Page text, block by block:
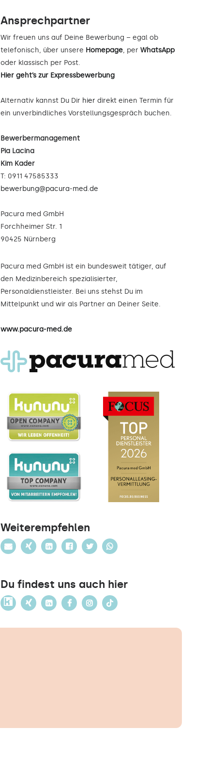
Ansprechpartner
Wir freuen uns auf Deine Bewerbung – egal ob
telefonisch, über unsere Homepage, per WhatsApp
oder klassisch per Post.
Hier geht’s zur Expressbewerbung
Alternativ kannst Du Dir hier direkt einen Termin für
ein unverbindliches Vorstellungsgespräch buchen.
Bewerbermanagement
Pia Lacina
Kim Kader
T: 0911 47585333
bewerbung@pacura-med.de
Pacura med GmbH
Forchheimer Str. 1
90425 Nürnberg
Pacura med GmbH ist ein bundesweit tätiger, auf
den Medizinbereich spezialisierter,
Personaldienstleister. Bei uns stehst Du im
Mittelpunkt und wir als Partner an Deiner Seite.
www.pacura-med.de
Weiterempfehlen
Du findest uns auch hier